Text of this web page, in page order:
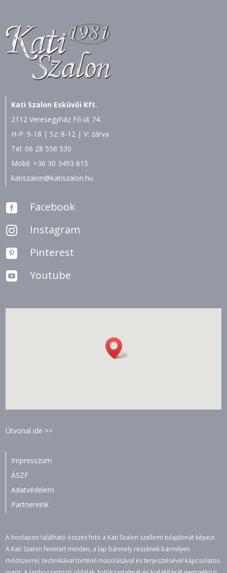
KA15
ing
mennyiség
Kati Szalon Esküvői Kft.
2112 Veresegyház Fő út 74.
H-P: 9-18 | Sz: 8-12 | V: zárva
Tel: 06 28 558 530
Mobil: +36 30 3493 615
katiszalon@katiszalon.hu
 Facebook
 Instagram
 Pinterest
 Youtube
Útvonal ide >>
Impresszum
ÁSZF
Adatvédelem
Partnereink
A honlapon található összes fotó a Kati Szalon szellemi tulajdonát képezi.
A Kati Szalon fenntart minden, a lap bármely részének bármilyen
módszerrel, technikával történő másolásával és terjesztésével kapcsolatos